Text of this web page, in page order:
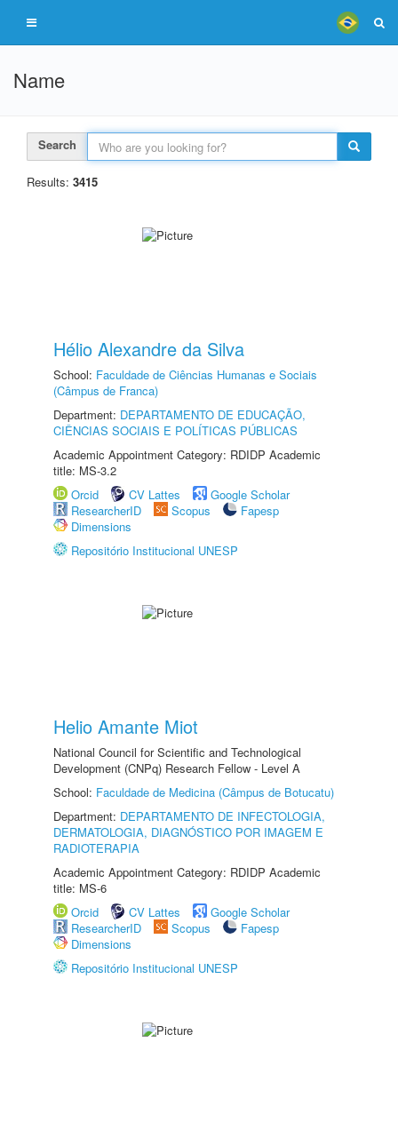
Name
Search
Results: 3415
Hélio Alexandre da Silva
School: Faculdade de Ciências Humanas e Sociais
(Câmpus de Franca)
Department: DEPARTAMENTO DE EDUCAÇÃO,
CIÊNCIAS SOCIAIS E POLÍTICAS PÚBLICAS
Academic Appointment Category: RDIDP Academic
title: MS-3.2
Orcid
CV Lattes
Google Scholar
ResearcherID
Scopus
Fapesp
Dimensions
Repositório Institucional UNESP
Helio Amante Miot
National Council for Scientific and Technological
Development (CNPq) Research Fellow - Level A
School: Faculdade de Medicina (Câmpus de Botucatu)
Department: DEPARTAMENTO DE INFECTOLOGIA,
DERMATOLOGIA, DIAGNÓSTICO POR IMAGEM E
RADIOTERAPIA
Academic Appointment Category: RDIDP Academic
title: MS-6
Orcid
CV Lattes
Google Scholar
ResearcherID
Scopus
Fapesp
Dimensions
Repositório Institucional UNESP